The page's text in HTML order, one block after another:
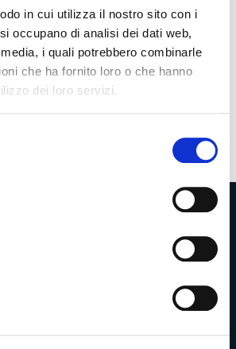
in cui utilizza il nostro sito con i
occupano di analisi dei dati web,
i quali potrebbero combinarle
che ha fornito loro o che hanno
dei loro servizi.
Toscana: richiesto di un
mila euro
Pagina 3
successiva